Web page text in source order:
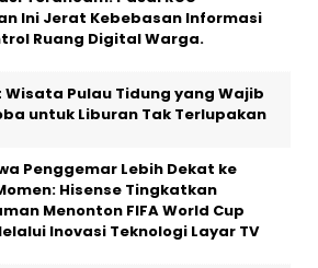
Ini Jerat Kebebasan Informasi
Ruang Digital Warga.
Wisata Pulau Tidung yang Wajib
untuk Liburan Tak Terlupakan
Penggemar Lebih Dekat ke
Hisense Tingkatkan
Menonton FIFA World Cup
Inovasi Teknologi Layar TV